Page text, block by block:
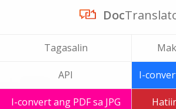
Doc
Tagasalin
API I-
I-convert ang PDF sa JPG